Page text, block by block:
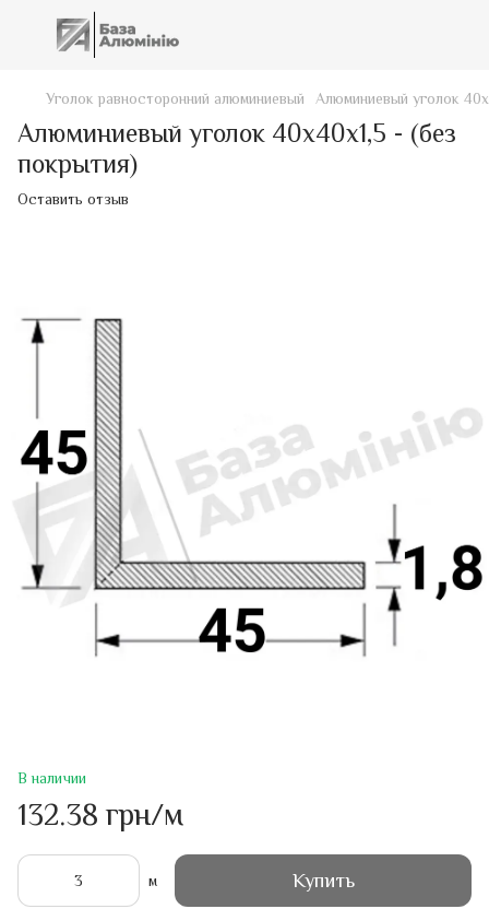
Уголок равносторонний алюминиевый Алюминиевый уголок
Алюминиевый уголок 40х40х1,5 - (без
покрытия)
Оставить отзыв
В наличии
132.38 грн/м
м Купить